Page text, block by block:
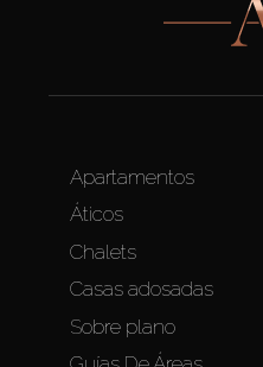
Apartamentos
Áticos
Chalets
Casas adosadas
Sobre plano